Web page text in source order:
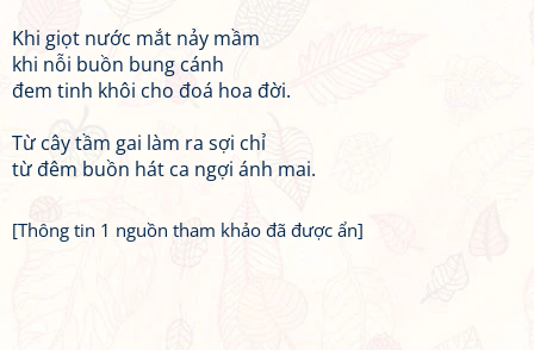
Khi giọt nước mắt nảy mầm
khi nỗi buồn bung cánh
đem tinh khôi cho đoá hoa đời.
Từ cây tầm gai làm ra sợi chỉ
từ đêm buồn hát ca ngợi ánh mai.
[Thông tin 1 nguồn tham khảo đã được ẩn]